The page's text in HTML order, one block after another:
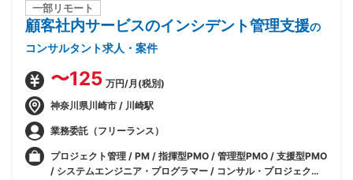
・現場へのヒアリング対応
一部リモート
顧客社内サービスのインシデント管理支援の
コンサルタント求人・案件
〜125 万円/月(税別)
神奈川県川崎市 / 川崎駅
業務委託（フリーランス）
プロジェクト管理 / PM / 指揮型PMO / 管理型PMO / 支援型PMO
/ システムエンジニア・プログラマー / コンサル・プロジェクト